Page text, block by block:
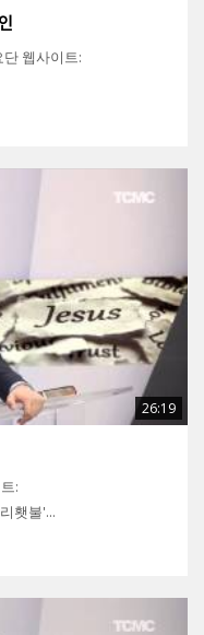
웹사이트:
26:19
:
횃불'...